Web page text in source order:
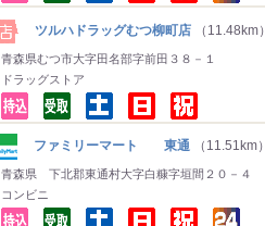
ツルハドラッグむつ柳町店 （11.48km）
青森県むつ市大字田名部字前田３８－１
ドラッグストア
ファミリーマート 東通 （11.51km）
青森県 下北郡東通村大字白糠字垣間２０－４
コンビニ